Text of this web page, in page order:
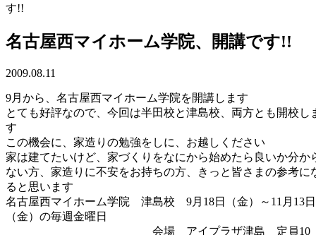
す!!
名古屋西マイホーム学院、開講です!!
2009.08.11
9月から、名古屋西マイホーム学院を開講します
とても好評なので、今回は半田校と津島校、両方とも開校し
す
この機会に、家造りの勉強をしに、お越しください
家は建てたいけど、家づくりをなにから始めたら良いか分か
ない方、家造りに不安をお持ちの方、きっと皆さまの参考に
ると思います
名古屋西マイホーム学院 津島校 9月18日（金）～11月13日
（金）の毎週金曜日
会場 アイプラザ津島 定員10